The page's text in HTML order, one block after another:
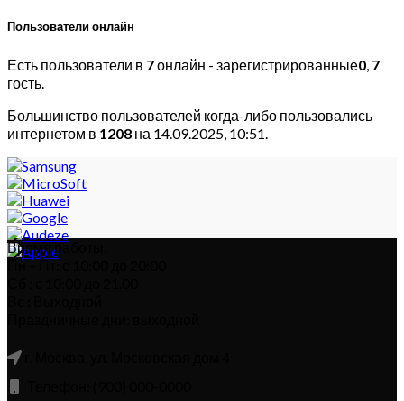
Пользователи онлайн
Есть пользователи в 7онлайн - зарегистрированные0, 7
гость.
Большинство пользователей когда-либо пользовались
интернетом в 1208 на 14.09.2025, 10:51.
Время работы:
Пн – Пт: с 10:00 до 20:00